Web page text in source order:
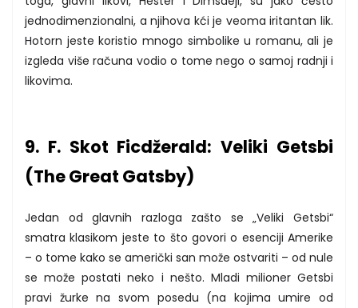
jednodimenzionalni, a njihova kći je veoma iritantan lik.
Hotorn jeste koristio mnogo simbolike u romanu, ali je
izgleda više računa vodio o tome nego o samoj radnji i
likovima.
9. F. Skot Ficdžerald: Veliki Getsbi
(The Great Gatsby)
Jedan od glavnih razloga zašto se „Veliki Getsbi“
smatra klasikom jeste to što govori o esenciji Amerike
– o tome kako se američki san može ostvariti – od nule
se može postati neko i nešto. Mladi milioner Getsbi
pravi žurke na svom posedu (na kojima umire od